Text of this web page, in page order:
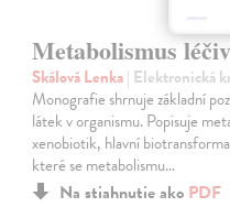
Metabolismus
Skálová Lenka| Elektronická
Monografie shrnuje základní
látek v organismu. Popisuje
xenobiotik, hlavní
které se metabolismu…
Na stiahnutie ako PDF